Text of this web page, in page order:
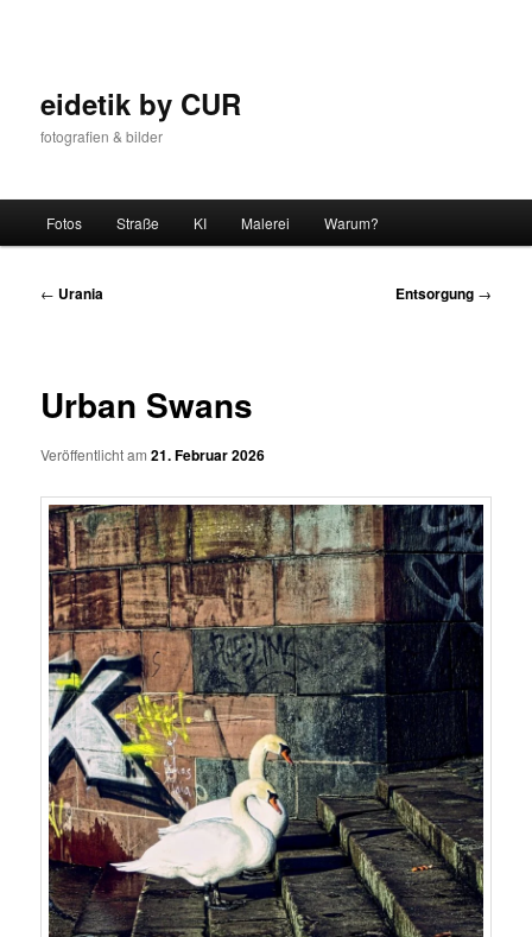
eidetik by CUR
fotografien & bilder
Fotos Straße KI Malerei Warum?
Beitrags-
← Urania Entsorgung →
Urban Swans
Veröffentlicht am21. Februar 2026